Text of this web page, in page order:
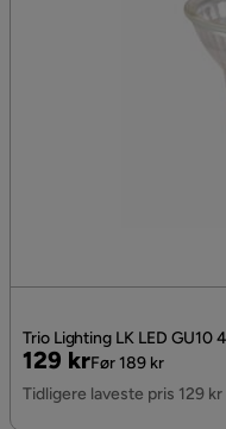
Trio Lighting LK LED
Pris
129 kr
Original
Pris
Før 189 kr
Tidligere laveste pris 129 kr